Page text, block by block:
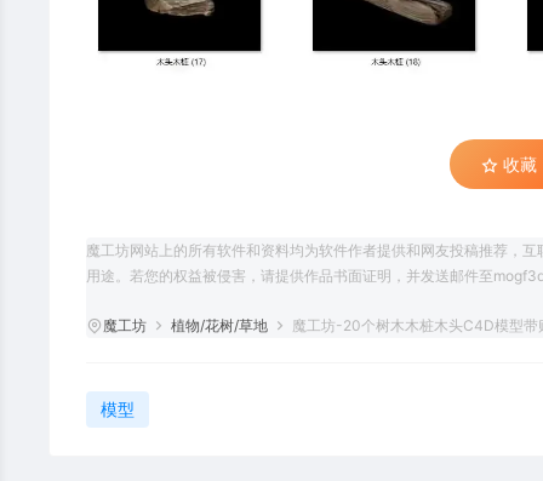
收藏
魔工坊网站上的所有软件和资料均为软件作者提供和网友投稿推荐，
用途。若您的权益被侵害，请提供作品书面证明，并发送邮件至
魔工坊 植物/花树/草地 魔工坊-20个树木木桩木头C4D模型
模型